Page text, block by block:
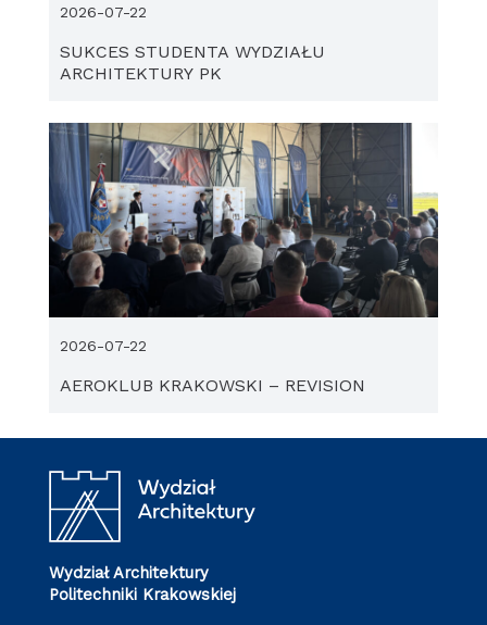
SUKCES STUDENTA WYDZIAŁU
ARCHITEKTURY PK
2026-07-22
AEROKLUB KRAKOWSKI – REVISION
2026-07-22
Wydział Architektury
Politechniki Krakowskiej